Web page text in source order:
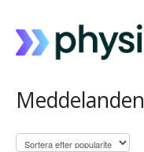
Meddelanden